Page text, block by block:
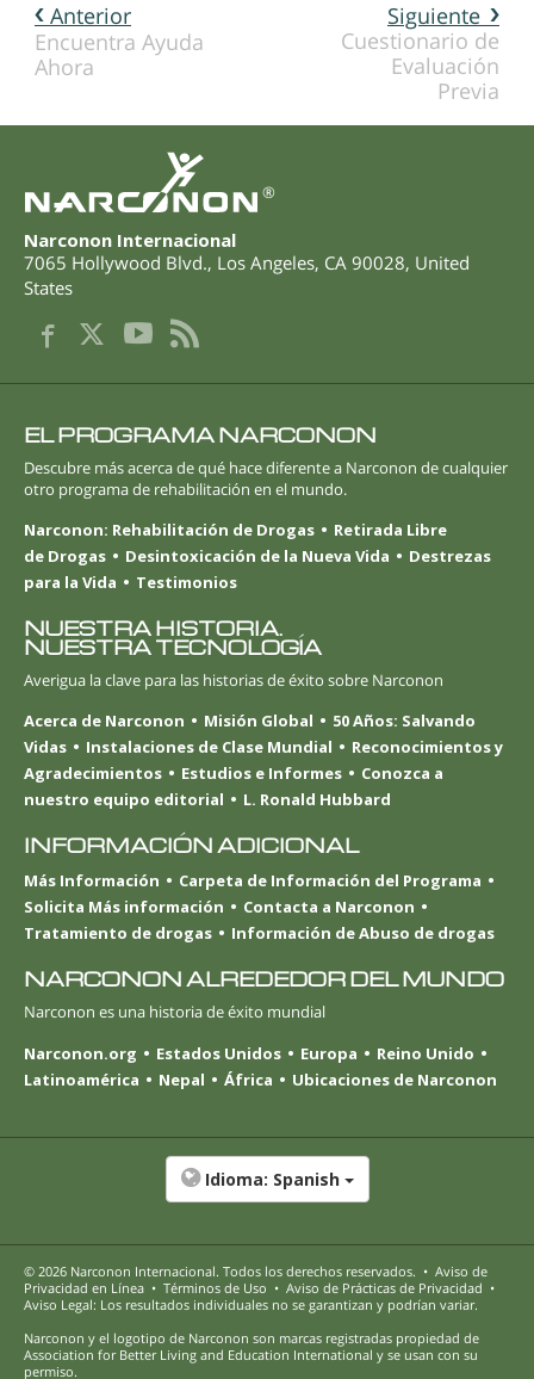
Siguiente
Cuestionario de
Evaluación
Previa
Anterior
Encuentra Ayuda
Ahora
®
Narconon Internacional
7065 Hollywood Blvd., Los Angeles, CA 90028, United
States
EL PROGRAMA NARCONON
Descubre más acerca de qué hace diferente a Narconon de cualquier
otro programa de rehabilitación en el mundo.
Narconon: Rehabilitación de Drogas
Retirada Libre
de Drogas
Desintoxicación de la Nueva Vida
Destrezas
para la Vida
Testimonios
NUESTRA HISTORIA.
NUESTRA TECNOLOGÍA
Averigua la clave para las historias de éxito sobre Narconon
Acerca de Narconon
Misión Global
50 Años: Salvando
Vidas
Instalaciones de Clase Mundial
Reconocimientos y
Agradecimientos
Estudios e Informes
Conozca a
nuestro equipo editorial
L. Ronald Hubbard
INFORMACIÓN ADICIONAL
Más Información
Carpeta de Información del Programa
Solicita Más información
Contacta a Narconon
Tratamiento de drogas
Información de Abuso de drogas
NARCONON ALREDEDOR DEL MUNDO
Narconon es una historia de éxito mundial
Narconon.org
Estados Unidos Europa
Reino Unido
Latinoamérica
Nepal África Ubicaciones de Narconon
Idioma: Spanish
© 2026 Narconon Internacional. Todos los derechos reservados. • Aviso de
Privacidad en Línea • Términos de Uso • Aviso de Prácticas de Privacidad •
Aviso Legal: Los resultados individuales no se garantizan y podrían variar.
Narconon y el logotipo de Narconon son marcas registradas propiedad de
Association for Better Living and Education International y se usan con su
permiso.